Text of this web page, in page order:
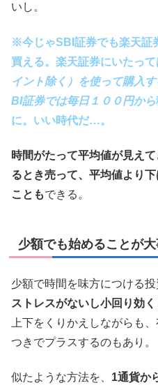
いし。
※今じゃSBI証券でも楽天証
買える。楽天証券にいたって
イント除く）を使って購入
BI証券では毎日１００円から
に。いい時代だ…。
時間がたって平均値が見え
るとき売って、平均値より
こともできる。
少額でも始めることが
少額で時間を味方につける投
ストレスがないし小回り効く
上下をくりかえしながらも
つきでプラスするのもあり。
似たような方法を、 1通貨か